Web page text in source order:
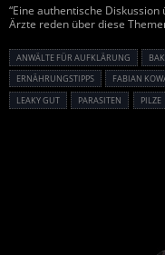
“Eine authentische
Ärzte reden über diese
ANWÄLTE FÜR AUFKLÄRUNG
ERNÄHRUNGSTIPPS
FABIAN
LEAKY GUT
PARASITEN PILZE